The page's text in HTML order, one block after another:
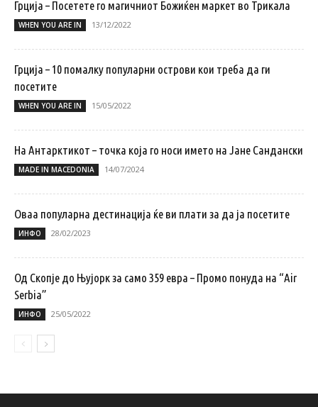
Грција – Посетете го магичниот Божиќен маркет во Трикала
WHEN YOU ARE IN 13/12/2022
Грција – 10 помалку популарни острови кои треба да ги
посетите
WHEN YOU ARE IN 15/05/2022
На Антарктикот – точка која го носи името на Јане Сандански
MADE IN MACEDONIA 14/07/2024
Оваа популарна дестинација ќе ви плати за да ја посетите
ИНФО 28/02/2023
Од Скопје до Њујорк за само 359 евра – Промо понуда на “Air
Serbia”
ИНФО 25/05/2022